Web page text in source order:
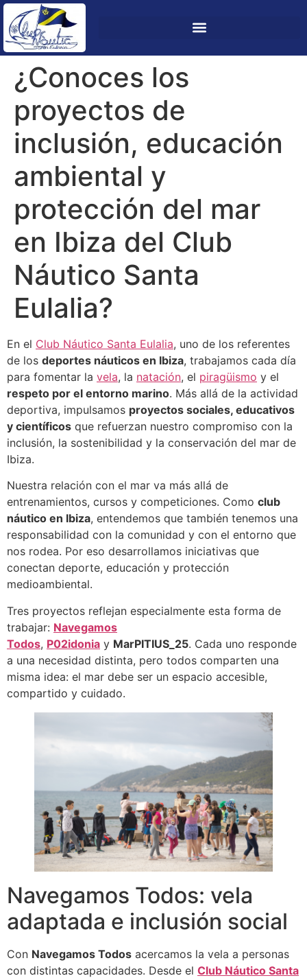
¿Conoces los
proyectos de
inclusión, educación
ambiental y
protección del mar
en Ibiza del Club
Náutico Santa
Eulalia?
En el Club Náutico Santa Eulalia, uno de los referentes
de los deportes náuticos en Ibiza, trabajamos cada día
para fomentar la vela, la natación, el piragüismo y el
respeto por el entorno marino. Más allá de la actividad
deportiva, impulsamos proyectos sociales, educativos
y científicos que refuerzan nuestro compromiso con la
inclusión, la sostenibilidad y la conservación del mar de
Ibiza.
Nuestra relación con el mar va más allá de
entrenamientos, cursos y competiciones. Como club
náutico en Ibiza, entendemos que también tenemos una
responsabilidad con la comunidad y con el entorno que
nos rodea. Por eso desarrollamos iniciativas que
conectan deporte, educación y protección
medioambiental.
Tres proyectos reflejan especialmente esta forma de
trabajar: Navegamos
Todos, P02idonia y MarPITIUS_25. Cada uno responde
a una necesidad distinta, pero todos comparten una
misma idea: el mar debe ser un espacio accesible,
compartido y cuidado.
Navegamos Todos: vela
adaptada e inclusión social
Con Navegamos Todos acercamos la vela a personas
con distintas capacidades. Desde el Club Náutico Santa